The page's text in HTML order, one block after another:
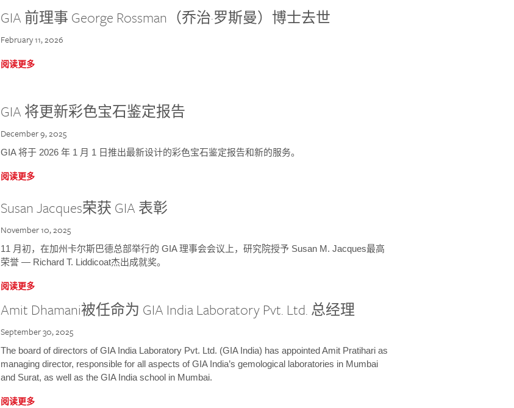
GIA 前理事 George Rossman（乔治·罗斯曼）博士去世
February 11, 2026
阅读更多
GIA 将更新彩色宝石鉴定报告
December 9, 2025
GIA 将于 2026 年 1 月 1 日推出最新设计的彩色宝石鉴定报告和新的服务。
阅读更多
Susan Jacques荣获 GIA 表彰
November 10, 2025
11 月初，在加州卡尔斯巴德总部举行的 GIA 理事会会议上，研究院授予 Susan M. Jacques最高
荣誉 — Richard T. Liddicoat杰出成就奖。
阅读更多
Amit Dhamani被任命为 GIA India Laboratory Pvt. Ltd. 总经理
September 30, 2025
The board of directors of GIA India Laboratory Pvt. Ltd. (GIA India) has appointed Amit Pratihari as
managing director, responsible for all aspects of GIA India’s gemological laboratories in Mumbai
and Surat, as well as the GIA India school in Mumbai.
阅读更多